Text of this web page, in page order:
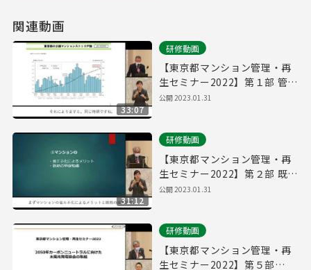
関連動画
33:07
研修動画
【東京都マンション管理・再
生セミナー2022】第１部 管理
計画の認定取得のポイント
公開2023.01.31
31:12
研修動画
【東京都マンション管理・再
生セミナー2022】第２部 既存
マンション省エネ改修のご提
公開2023.01.31
研修動画
【東京都マンション管理・再
生セミナー2022】第５部